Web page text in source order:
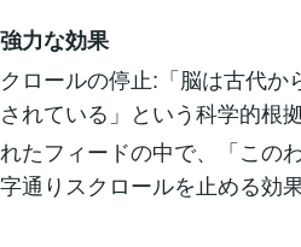
力な効果
ロールの停止:「脳は古代か
れている」という科学的根
たフィードの中で、「この
通りスクロールを止める効